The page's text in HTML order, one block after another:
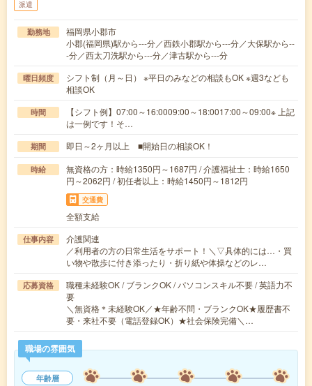
派遣
勤務地
福岡県小郡市
小郡(福岡県)駅から---分／西鉄小郡駅から---分／大保駅から--
-分／西太刀洗駅から---分／津古駅から---分
曜日頻度
シフト制（月～日） ※平日のみなどの相談もOK ※週3なども
相談OK
時間
【シフト例】07:00～16:0009:00～18:0017:00～09:00※ 上記
は一例です！そ…
期間 即日～2ヶ月以上 ■開始日の相談OK！
時給
無資格の方：時給1350円～1687円 / 介護福祉士：時給1650
円～2062円 / 初任者以上：時給1450円～1812円
交通費
全額支給
仕事内容
介護関連
／利用者の方の日常生活をサポート！＼▽具体的には…・買
い物や散歩に付き添ったり・折り紙や体操などのレ…
応募資格
職種未経験OK / ブランクOK / パソコンスキル不要 / 英語力不
要
＼無資格＊未経験OK／★年齢不問・ブランクOK★履歴書不
要・来社不要（電話登録OK）★社会保険完備＼…
職場の雰囲気
年齢層